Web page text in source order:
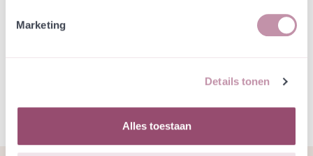
Marketing
Details tonen
Alles toestaan